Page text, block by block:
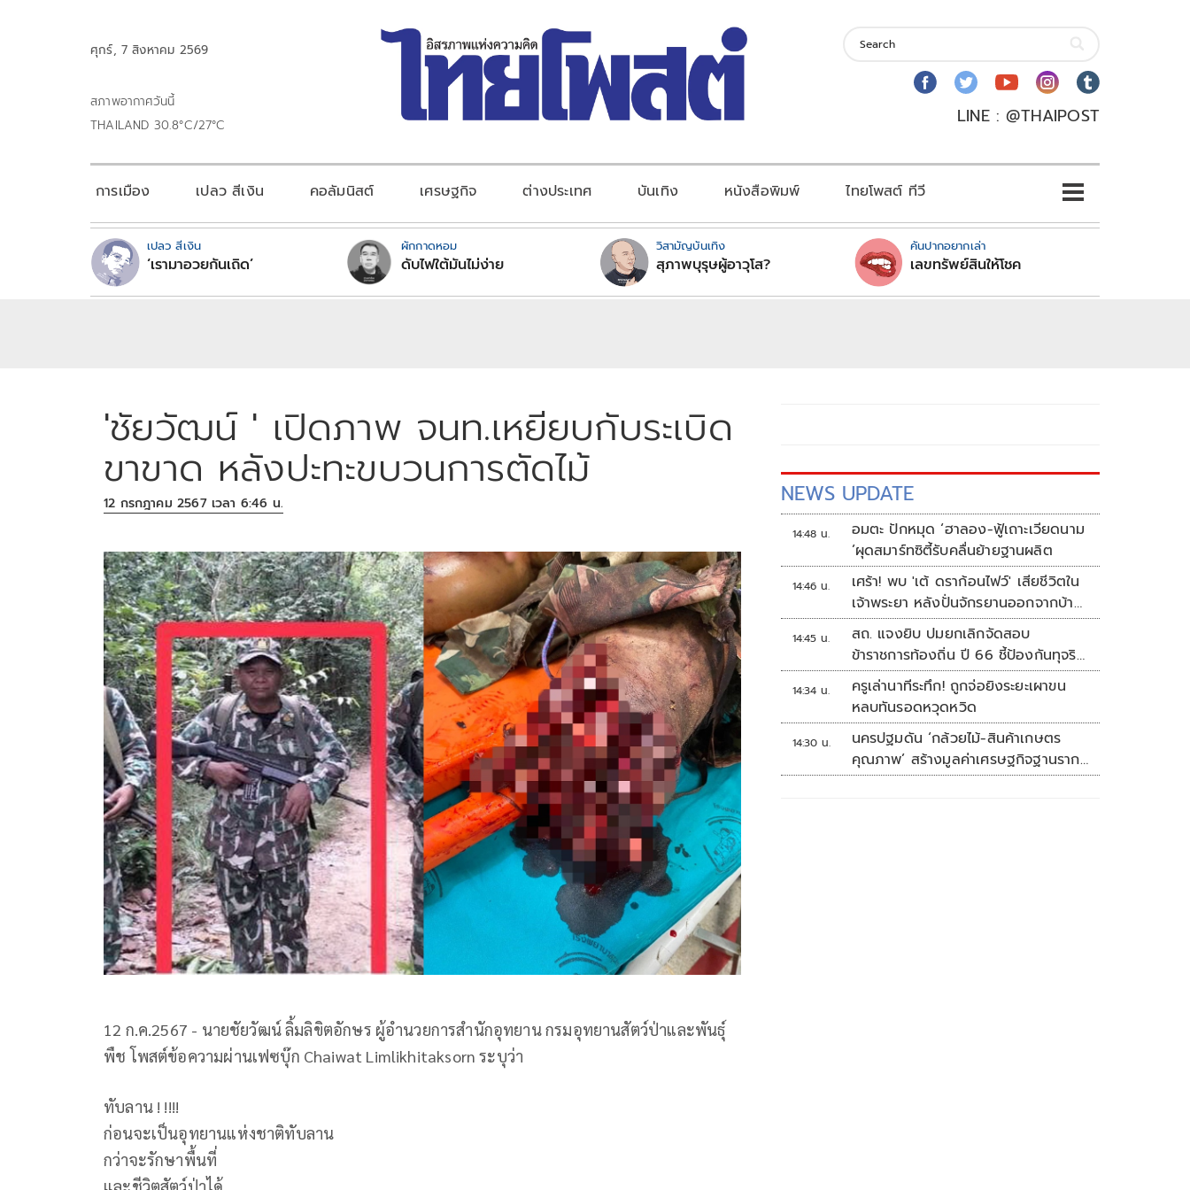
ศุกร์, 7 สิงหาคม 2569
สภาพอากาศวันนี้
THAILAND 30.8°C/27°C
LINE : @THAIPOST
การเมือง เปลว สีเงิน คอลัมนิสต์ เศรษฐกิจ ต่างประเทศ บันเทิง หนังสือพิมพ์ ไทยโพสต์ ทีวี
เปลว สีเงิน
‘เรามาอวยกันเถิด’
ผักกาดหอม
ดับไฟใต้มันไม่ง่าย
วิสามัญบันเทิง
สุภาพบุรุษผู้อาวุโส?
คันปากอยากเล่า
เลขทรัพย์สินให้โชค
'ชัยวัฒน์ ' เปิดภาพ จนท.เหยียบกับระเบิด
ขาขาด หลังปะทะขบวนการตัดไม้
12 กรกฎาคม 2567 เวลา 6:46 น.
12 ก.ค.2567 - นายชัยวัฒน์ ลิ้มลิขิตอักษร ผู้อำนวยการสำนักอุทยาน กรมอุทยานสัตว์ป่าและพันธุ์
พืช โพสต์ข้อความผ่านเฟซบุ๊ก Chaiwat Limlikhitaksorn ระบุว่า
ทับลาน ! !!!!
ก่อนจะเป็นอุทยานแห่งชาติทับลาน
กว่าจะรักษาพื้นที่
NEWS UPDATE
14:48 น.
อมตะ ปักหมุด ‘ฮาลอง-ฟู้เถาะเวียดนาม
’ผุดสมาร์ทซิตี้รับคลื่นย้ายฐานผลิต
14:46 น.
เศร้า! พบ 'เต้ ดราก้อนไฟว์' เสียชีวิตใน
เจ้าพระยา หลังปั่นจักรยานออกจากบ้าน
ตี 4
14:45 น.
สถ. แจงยิบ ปมยกเลิกจัดสอบ
ข้าราชการท้องถิ่น ปี 66 ชี้ป้องกันทุจริต
หวั่นรัฐเสียหาย
14:34 น.
ครูเล่านาทีระทึก! ถูกจ่อยิงระยะเผาขน
หลบทันรอดหวุดหวิด
14:30 น.
นครปฐมดัน ‘กล้วยไม้-สินค้าเกษตร
คุณภาพ’ สร้างมูลค่าเศรษฐกิจฐานราก
ตั้งเป้าเงินสะพัด 10 ล้านบาท